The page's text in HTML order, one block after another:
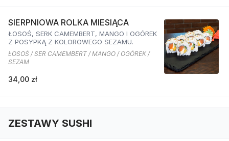
SIERPNIOWA ROLKA MIESIĄCA
ŁOSOŚ, SERK CAMEMBERT, MANGO I OGÓREK
Z POSYPKĄ Z KOLOROWEGO SEZAMU.
ŁOSOŚ / SER CAMEMBERT / MANGO / OGÓREK /
SEZAM
34,00 zł
ZESTAWY SUSHI